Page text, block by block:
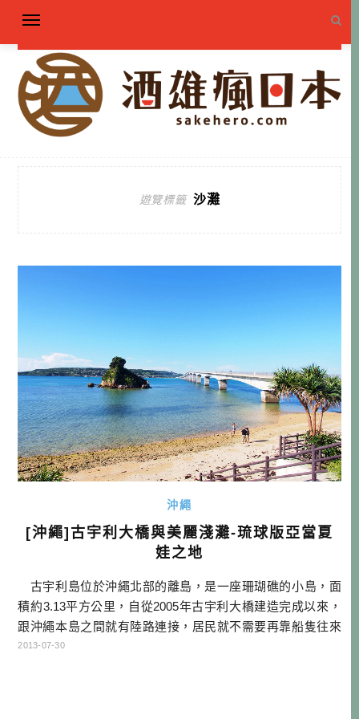
遊覽標籤 沙灘
沖繩
[沖繩]古宇利大橋與美麗淺灘-琉球版亞當夏
娃之地
古宇利島位於沖繩北部的離島，是一座珊瑚礁的小島，面
積約3.13平方公里，自從2005年古宇利大橋建造完成以來，
跟沖繩本島之間就有陸路連接，居民就不需要再靠船隻往來
本島了。 古宇利島所傳承的神話，完全就是琉球版的『亞
2013-07-30